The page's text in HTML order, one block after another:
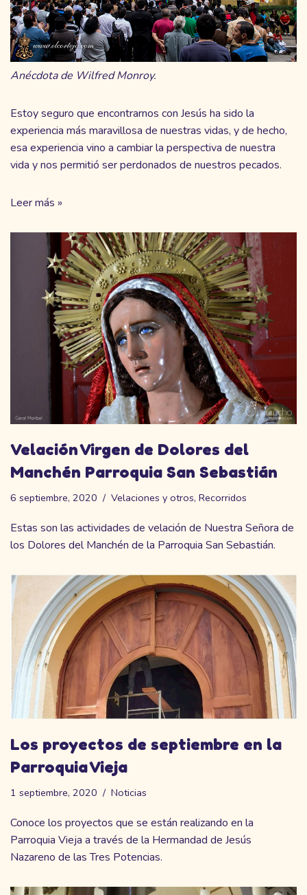
Anécdota de Wilfred Monroy.
Estoy seguro que encontrarnos con Jesús ha sido la
experiencia más maravillosa de nuestras vidas, y de hecho,
esa experiencia vino a cambiar la perspectiva de nuestra
vida y nos permitió ser perdonados de nuestros pecados.
Leer más »
Velación Virgen de Dolores del
Manchén Parroquia San Sebastián
6 septiembre, 2020 Velaciones y otros, Recorridos
Estas son las actividades de velación de Nuestra Señora de
los Dolores del Manchén de la Parroquia San Sebastián.
Los proyectos de septiembre en la
Parroquia Vieja
1 septiembre, 2020 Noticias
Conoce los proyectos que se están realizando en la
Parroquia Vieja a través de la Hermandad de Jesús
Nazareno de las Tres Potencias.